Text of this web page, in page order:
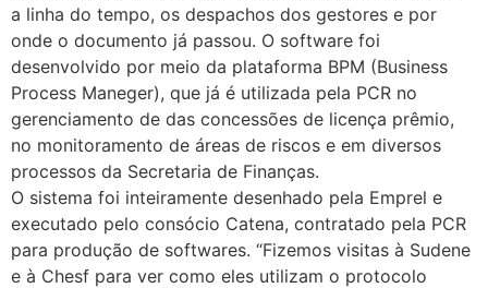
a linha do tempo, os despachos dos gestores e por
onde o documento já passou. O software foi
desenvolvido por meio da plataforma BPM (Business
Process Maneger), que já é utilizada pela PCR no
gerenciamento de das concessões de licença prêmio,
no monitoramento de áreas de riscos e em diversos
processos da Secretaria de Finanças.
O sistema foi inteiramente desenhado pela Emprel e
executado pelo consócio Catena, contratado pela PCR
para produção de softwares. “Fizemos visitas à Sudene
e à Chesf para ver como eles utilizam o protocolo